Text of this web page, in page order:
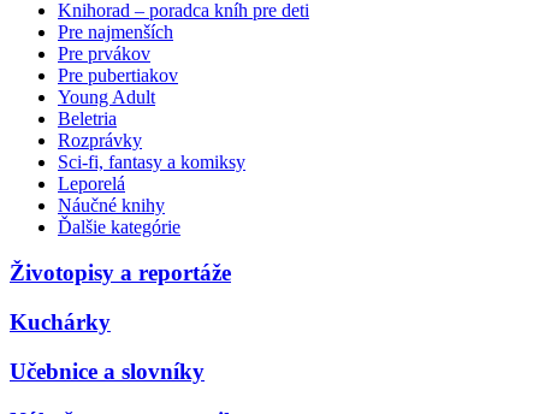
Knihorad – poradca kníh pre deti
Pre najmenších
Pre prvákov
Pre pubertiakov
Young Adult
Beletria
Rozprávky
Sci-fi, fantasy a komiksy
Leporelá
Náučné knihy
Ďalšie kategórie
Životopisy a reportáže
Kuchárky
Učebnice a slovníky